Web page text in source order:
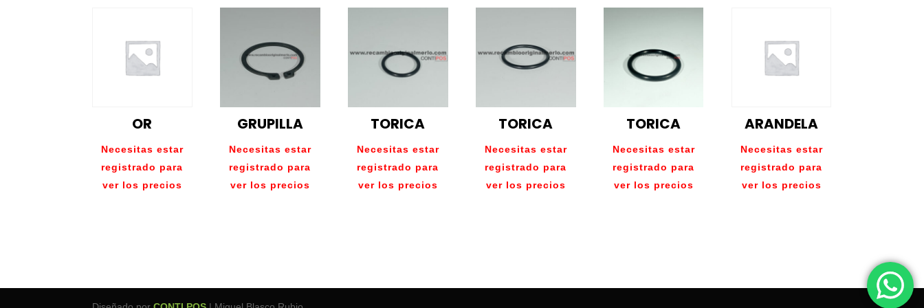
OR
Necesitas estar
registrado para
ver los precios
GRUPILLA
Necesitas estar
registrado para
ver los precios
TORICA
Necesitas estar
registrado para
ver los precios
TORICA
Necesitas estar
registrado para
ver los precios
TORICA
Necesitas estar
registrado para
ver los precios
ARANDELA
Necesitas estar
registrado para
ver los precios